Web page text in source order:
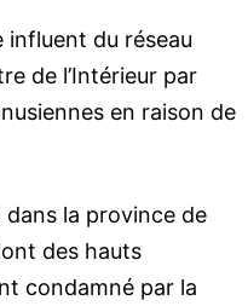
influent du réseau
de l’Intérieur par
en raison de
dans la province de
des hauts
condamné par la